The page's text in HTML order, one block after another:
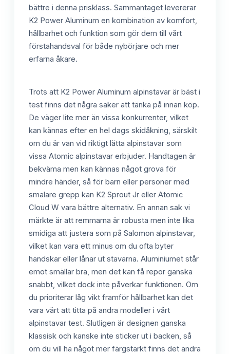
bättre i denna prisklass. Sammantaget levererar
K2 Power Aluminum en kombination av komfort,
hållbarhet och funktion som gör dem till vårt
förstahandsval för både nybörjare och mer
erfarna åkare.
Trots att K2 Power Aluminum alpinstavar är bäst i
test finns det några saker att tänka på innan köp.
De väger lite mer än vissa konkurrenter, vilket
kan kännas efter en hel dags skidåkning, särskilt
om du är van vid riktigt lätta alpinstavar som
vissa Atomic alpinstavar erbjuder. Handtagen är
bekväma men kan kännas något grova för
mindre händer, så för barn eller personer med
smalare grepp kan K2 Sprout Jr eller Atomic
Cloud W vara bättre alternativ. En annan sak vi
märkte är att remmarna är robusta men inte lika
smidiga att justera som på Salomon alpinstavar,
vilket kan vara ett minus om du ofta byter
handskar eller lånar ut stavarna. Aluminiumet står
emot smällar bra, men det kan få repor ganska
snabbt, vilket dock inte påverkar funktionen. Om
du prioriterar låg vikt framför hållbarhet kan det
vara värt att titta på andra modeller i vårt
alpinstavar test. Slutligen är designen ganska
klassisk och kanske inte sticker ut i backen, så
om du vill ha något mer färgstarkt finns det andra